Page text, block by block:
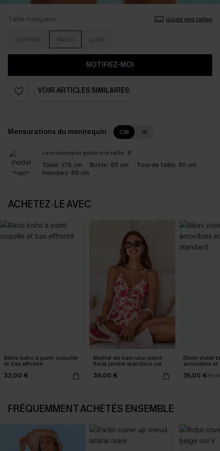
Taille française Guide des tailles
S(38/40) M(42) L(44)
NOTIFIEZ-MOI
VOIR ARTICLES SIMILAIRES
Mensurations du mannequin CM IN
Le mannequin porte une taille: S
Taille: 176 cm Buste: 85 cm Tour de taille: 60 cm
Hanches: 88 cm
ACHETEZ‑LE AVEC
Bikini boho à point coquille
et bas effronté
32,00 €
Maillot de bain une pièce
floral jambe standard col
plongeant
39,00 €
Bikini violet
amovibles et
35,00 €
FRÉQUEMMENT ACHETÉS ENSEMBLE